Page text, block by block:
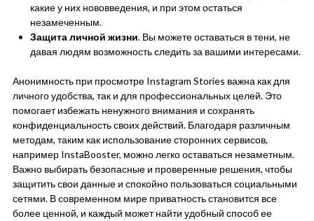
какие у них нововведения, и при этом остаться
незамеченным.
Защита личной жизни. Вы можете оставаться в тени, не
давая людям возможность следить за вашими интересами.
Анонимность при просмотре Instagram Stories важна как для
личного удобства, так и для профессиональных целей. Это
помогает избежать ненужного внимания и сохранять
конфиденциальность своих действий. Благодаря различным
методам, таким как использование сторонних сервисов,
например InstaBooster, можно легко оставаться незаметным.
Важно выбирать безопасные и проверенные решения, чтобы
защитить свои данные и спокойно пользоваться социальными
сетями. В современном мире приватность становится все
более ценной, и каждый может найти удобный способ ее